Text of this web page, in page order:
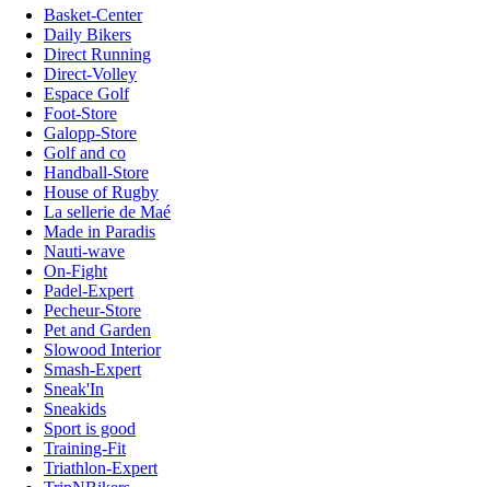
Basket-Center
Daily Bikers
Direct Running
Direct-Volley
Espace Golf
Foot-Store
Galopp-Store
Golf and co
Handball-Store
House of Rugby
La sellerie de Maé
Made in Paradis
Nauti-wave
On-Fight
Padel-Expert
Pecheur-Store
Pet and Garden
Slowood Interior
Smash-Expert
Sneak'In
Sneakids
Sport is good
Training-Fit
Triathlon-Expert